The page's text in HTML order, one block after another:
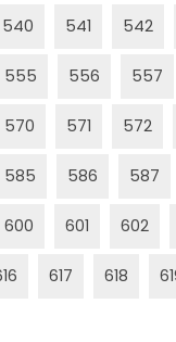
540 541 542
555 556 557
570 571 572
585 586 587
600 601 602
617 618